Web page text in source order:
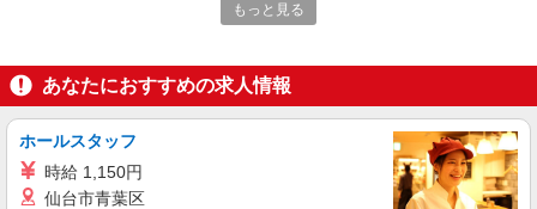
ス
未経験・無資格OKの介護スタッフ
時給1,400円〜1,600円 ★週払いOK（規定あ
り） ※給与幅は経験・能力による
広島県三原市 【最寄駅】須波駅 ★マイカー・
もっと見る
あなたにおすすめの求人情報
ホールスタッフ
時給 1,150円
仙台市青葉区